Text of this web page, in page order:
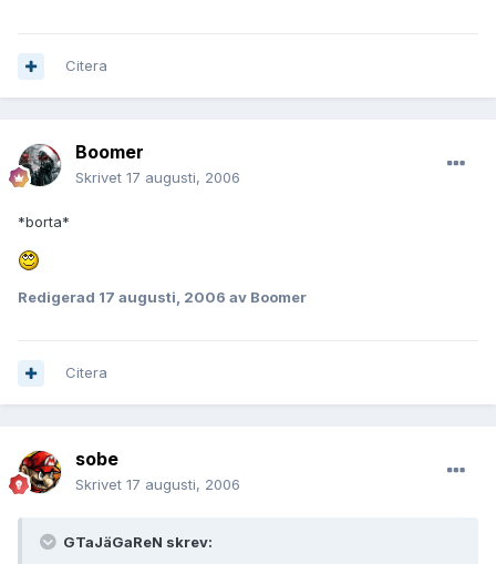
Citera
Boomer
Skrivet 17 augusti, 2006
*borta*
Redigerad 17 augusti, 2006 av Boomer
Citera
sobe
Skrivet 17 augusti, 2006
GTaJäGaReN skrev: